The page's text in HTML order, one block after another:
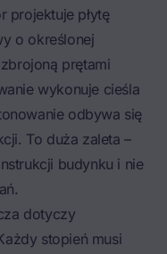
projektuje płytę
o określonej
prętami
wykonuje cieśla
odbywa się
To duża zaleta –
budynku i nie
dotyczy
stopień musi